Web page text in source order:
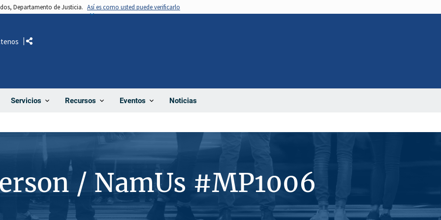
Departamento de Justicia. Así es como usted puede verificarlo
Servicios Recursos Eventos Noticias
Comparte
/ NamUs #MP1006